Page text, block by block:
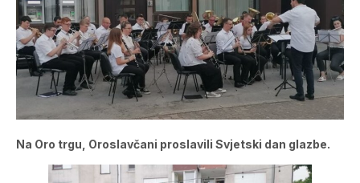
Na Oro trgu, Oroslavčani proslavili Svjetski dan glazbe.